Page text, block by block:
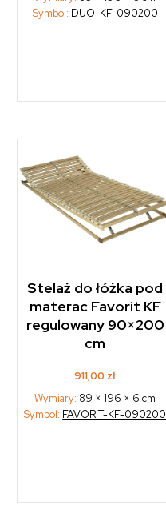
Symbol: DUO-KF-090200
Stelaż do łóżka pod
materac Favorit KF
regulowany 90×200
cm
911,00 zł
Wymiary: 89 × 196 × 6 cm
Symbol: FAVORIT-KF-090200